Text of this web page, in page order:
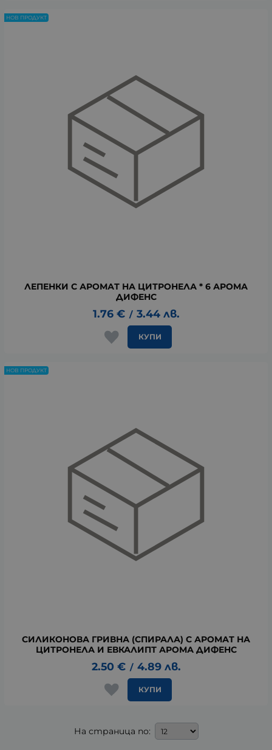
ЛЕПЕНКИ С АРОМАТ НА ЦИТРОНЕЛА * 6 АРОМА
ДИФЕНС
1.76 € / 3.44 лв.
КУПИ
НОВ ПРОДУКТ
СИЛИКОНОВА ГРИВНА (СПИРАЛА) С АРОМАТ НА
ЦИТРОНЕЛА И ЕВКАЛИПТ АРОМА ДИФЕНС
2.50 € / 4.89 лв.
КУПИ
НОВ ПРОДУКТ
На страница по: